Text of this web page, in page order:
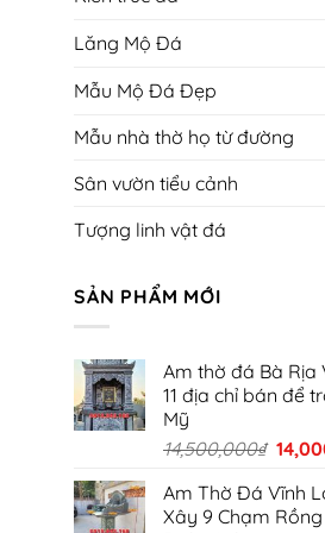
Lăng Mộ Đá
Mẫu Mộ Đá Đẹp
Mẫu nhà thờ họ từ đường
Sân vườn tiểu cảnh
Tượng linh vật đá
SẢN PHẨM MỚI
Am thờ đá Bà Rịa
11 địa chỉ bán để
Mỹ
14,500,000₫ Giá
là:
Am Thờ Đá Vĩnh
Xây 9 Chạm